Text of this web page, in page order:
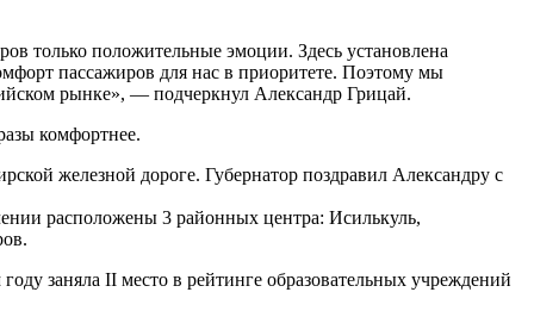
только положительные эмоции. Здесь установлена
пассажиров для нас в приоритете. Поэтому мы
рынке», — подчеркнул Александр Грицай.
комфортнее.
железной дороге. Губернатор поздравил Александру с
расположены 3 районных центра: Исилькуль,
заняла II место в рейтинге образовательных учреждений